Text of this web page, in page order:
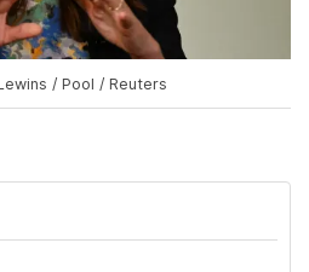
/ Pool / Reuters